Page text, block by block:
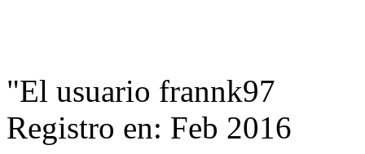
"El usuario frannk97
Registro en: Feb 2016